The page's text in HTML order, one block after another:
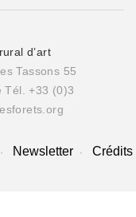
d’art
Tassons 55
Tél. +33 (0)3
Newsletter Crédits